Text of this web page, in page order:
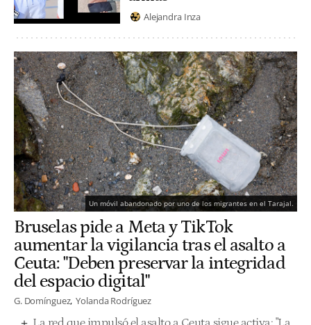
Alejandra Inza
Un móvil abandonado por uno de los migrantes en el Tarajal.
Bruselas pide a Meta y TikTok
aumentar la vigilancia tras el asalto a
Ceuta: "Deben preservar la integridad
del espacio digital"
G. Domínguez Yolanda Rodríguez